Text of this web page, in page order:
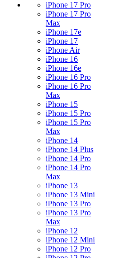
iPhone 17 Pro
iPhone 17 Pro
Max
iPhone 17e
iPhone 17
iPhone Air
iPhone 16
iPhone 16e
iPhone 16 Pro
iPhone 16 Pro
Max
iPhone 15
iPhone 15 Pro
iPhone 15 Pro
Max
iPhone 14
iPhone 14 Plus
iPhone 14 Pro
iPhone 14 Pro
Max
iPhone 13
iPhone 13 Mini
iPhone 13 Pro
iPhone 13 Pro
Max
iPhone 12
iPhone 12 Mini
iPhone 12 Pro